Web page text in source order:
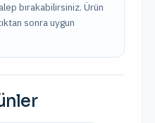
bırakabilirsiniz. Ürün
sonra uygun